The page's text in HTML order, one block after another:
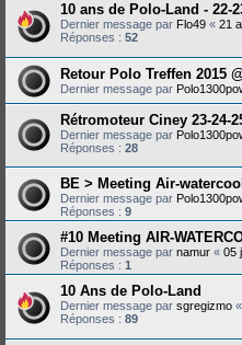
10 ans de Polo-Land - 22-
Dernier message par Flo49 « 21
Réponses : 52
Retour Polo Treffen 2015
Dernier message par
Rétromoteur Ciney 23-24-
Dernier message par
Réponses : 28
BE > Meeting Air-
Dernier message par
Réponses : 9
#10 Meeting AIR-
Dernier message par namur « 05
Réponses : 1
10 Ans de Polo-Land
Dernier message par sgregizmo «
Réponses : 89